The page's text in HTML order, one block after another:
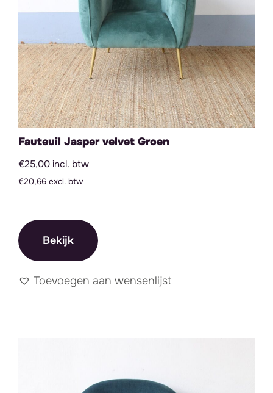
Fauteuil Jasper velvet Groen
€25,00 incl. btw
€20,66 excl. btw
Bekijk
Toevoegen aan wensenlijst